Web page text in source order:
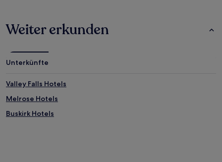
Weiter erkunden
Unterkünfte
Valley Falls Hotels
Melrose Hotels
Buskirk Hotels